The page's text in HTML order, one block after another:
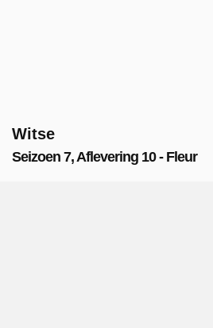
Witse
Seizoen 7, Aflevering 10 - Fleur